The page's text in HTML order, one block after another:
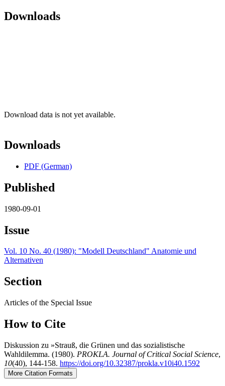
Downloads
Download data is not yet available.
Downloads
PDF (German)
Published
1980-09-01
Issue
Vol. 10 No. 40 (1980): "Modell Deutschland" Anatomie und
Alternativen
Section
Articles of the Special Issue
How to Cite
Diskussion zu »Strauß, die Grünen und das sozialistische
Wahldilemma. (1980). PROKLA. Journal of Critical Social Science,
10(40), 144-158. https://doi.org/10.32387/prokla.v10i40.1592
More Citation Formats